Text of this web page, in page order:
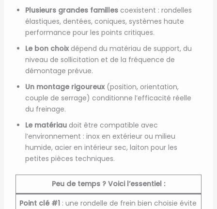
Plusieurs grandes famillescoexistent : rondelles
élastiques, dentées, coniques, systèmes haute
performance pour les points critiques.
Le bon choixdépend du matériau de support, du
niveau de sollicitation et de la fréquence de
démontage prévue.
Un montage rigoureux(position, orientation,
couple de serrage) conditionne l’efficacité réelle
du freinage.
Le matériaudoit être compatible avec
l’environnement : inox en extérieur ou milieu
humide, acier en intérieur sec, laiton pour les
petites pièces techniques.
Peu de temps ? Voici l’essentiel :
Point clé #1: une rondelle de frein bien choisie évite